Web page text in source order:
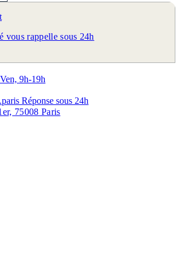
vous rappelle sous 24h
9h-19h
Réponse sous 24h
75008 Paris